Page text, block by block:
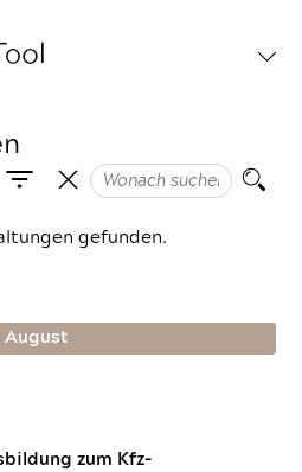
gefunden.
August
zum Kfz-